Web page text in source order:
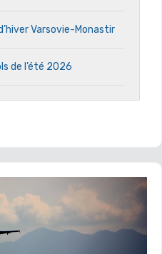
Varsovie-Monastir
de l’été 2026